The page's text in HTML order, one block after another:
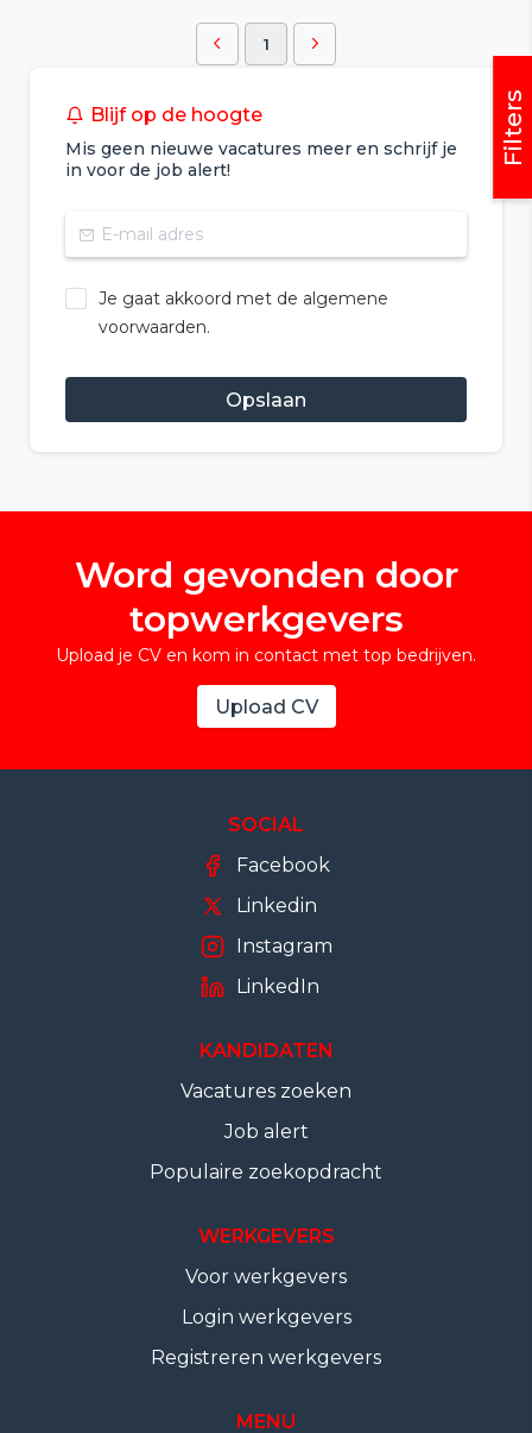
Filters
1
Blijf op de hoogte
Mis geen nieuwe vacatures meer en schrijf je
in voor de job alert!
Je gaat akkoord met de algemene
voorwaarden.
Opslaan
Word gevonden door
topwerkgevers
Upload je CV en kom in contact met top bedrijven.
Upload CV
SOCIAL
Facebook
Linkedin
Instagram
LinkedIn
KANDIDATEN
Vacatures zoeken
Job alert
Populaire zoekopdracht
WERKGEVERS
Voor werkgevers
Login werkgevers
Registreren werkgevers
MENU